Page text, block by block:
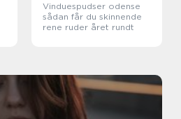
Vinduespudser odense
sådan får du skinnende
rene ruder året rundt